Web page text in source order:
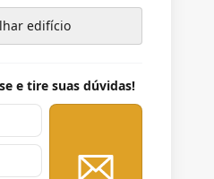
edifício
e tire suas dúvidas!